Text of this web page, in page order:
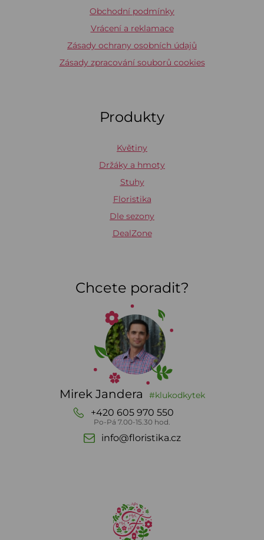
Obchodní podmínky
Vrácení a reklamace
Zásady ochrany osobních údajů
Zásady zpracování souborů cookies
Produkty
Květiny
Držáky a hmoty
Stuhy
Floristika
Dle sezony
DealZone
Chcete poradit?
Mirek Jandera #klukodkytek
+420 605 970 550
Po-Pá 7.00-15.30 hod.
info@floristika.cz